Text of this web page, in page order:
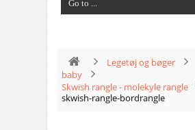
Legetøj og bøger
baby
Skwish rangle - molekyle rangle
skwish-rangle-bordrangle